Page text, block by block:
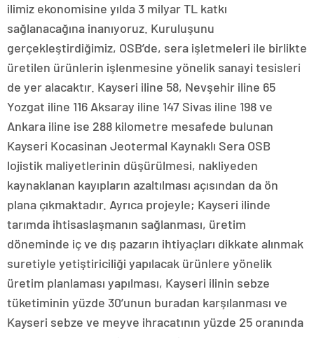
ilimiz ekonomisine yılda 3 milyar TL katkı
sağlanacağına inanıyoruz. Kuruluşunu
gerçekleştirdiğimiz, OSB’de, sera işletmeleri ile birlikte
üretilen ürünlerin işlenmesine yönelik sanayi tesisleri
de yer alacaktır. Kayseri iline 58, Nevşehir iline 65
Yozgat iline 116 Aksaray iline 147 Sivas iline 198 ve
Ankara iline ise 288 kilometre mesafede bulunan
Kayseri Kocasinan Jeotermal Kaynaklı Sera OSB
lojistik maliyetlerinin düşürülmesi, nakliyeden
kaynaklanan kayıpların azaltılması açısından da ön
plana çıkmaktadır. Ayrıca projeyle; Kayseri ilinde
tarımda ihtisaslaşmanın sağlanması, üretim
döneminde iç ve dış pazarın ihtiyaçları dikkate alınmak
suretiyle yetiştiriciliği yapılacak ürünlere yönelik
üretim planlaması yapılması, Kayseri ilinin sebze
tüketiminin yüzde 30’unun buradan karşılanması ve
Kayseri sebze ve meyve ihracatının yüzde 25 oranında